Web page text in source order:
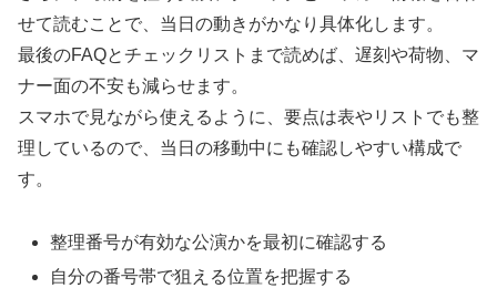
せて読むことで、当日の動きがかなり具体化します。
最後のFAQとチェックリストまで読めば、遅刻や荷物、マ
ナー面の不安も減らせます。
スマホで見ながら使えるように、要点は表やリストでも整
理しているので、当日の移動中にも確認しやすい構成で
す。
整理番号が有効な公演かを最初に確認する
自分の番号帯で狙える位置を把握する